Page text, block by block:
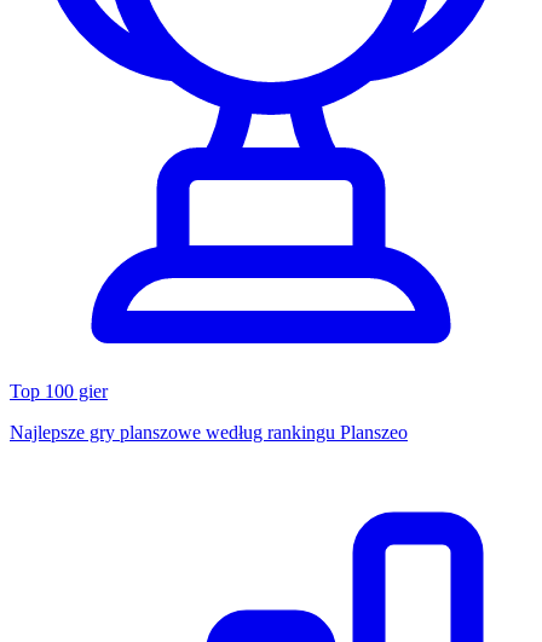
Top 100 gier
Najlepsze gry planszowe według rankingu Planszeo